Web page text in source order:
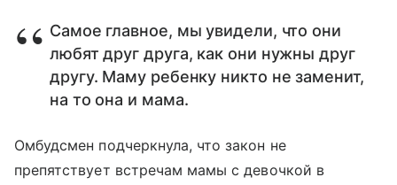
Самое главное, мы увидели, что они
любят друг друга, как они нужны друг
другу. Маму ребенку никто не заменит,
на то она и мама.
Омбудсмен подчеркнула, что закон не
препятствует встречам мамы с девочкой в